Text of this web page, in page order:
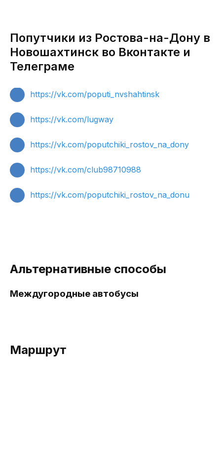
Попутчики из Ростова-на-Дону в
Новошахтинск во Вконтакте и
Телеграме
https://vk.com/poputi_nvshahtinsk
https://vk.com/lugway
https://vk.com/poputchiki_rostov_na_dony
https://vk.com/club98710988
https://vk.com/poputchiki_rostov_na_donu
Альтернативные способы
Междугородные автобусы
Маршрут